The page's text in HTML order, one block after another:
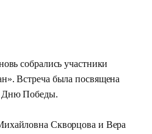
собрались участники
Встреча была посвящена
Дню Победы.
Скворцова и Вера